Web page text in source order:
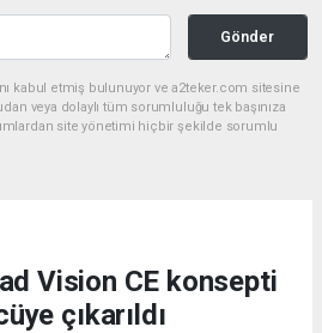
Gönder
kabul etmiş bulunuyor ve a2teker.com sitesine
veya dolaylı tüm sorumluluğu tek başınıza
site yönetimi hiçbir şekilde sorumlu
Vision CE konsepti
çıkarıldı